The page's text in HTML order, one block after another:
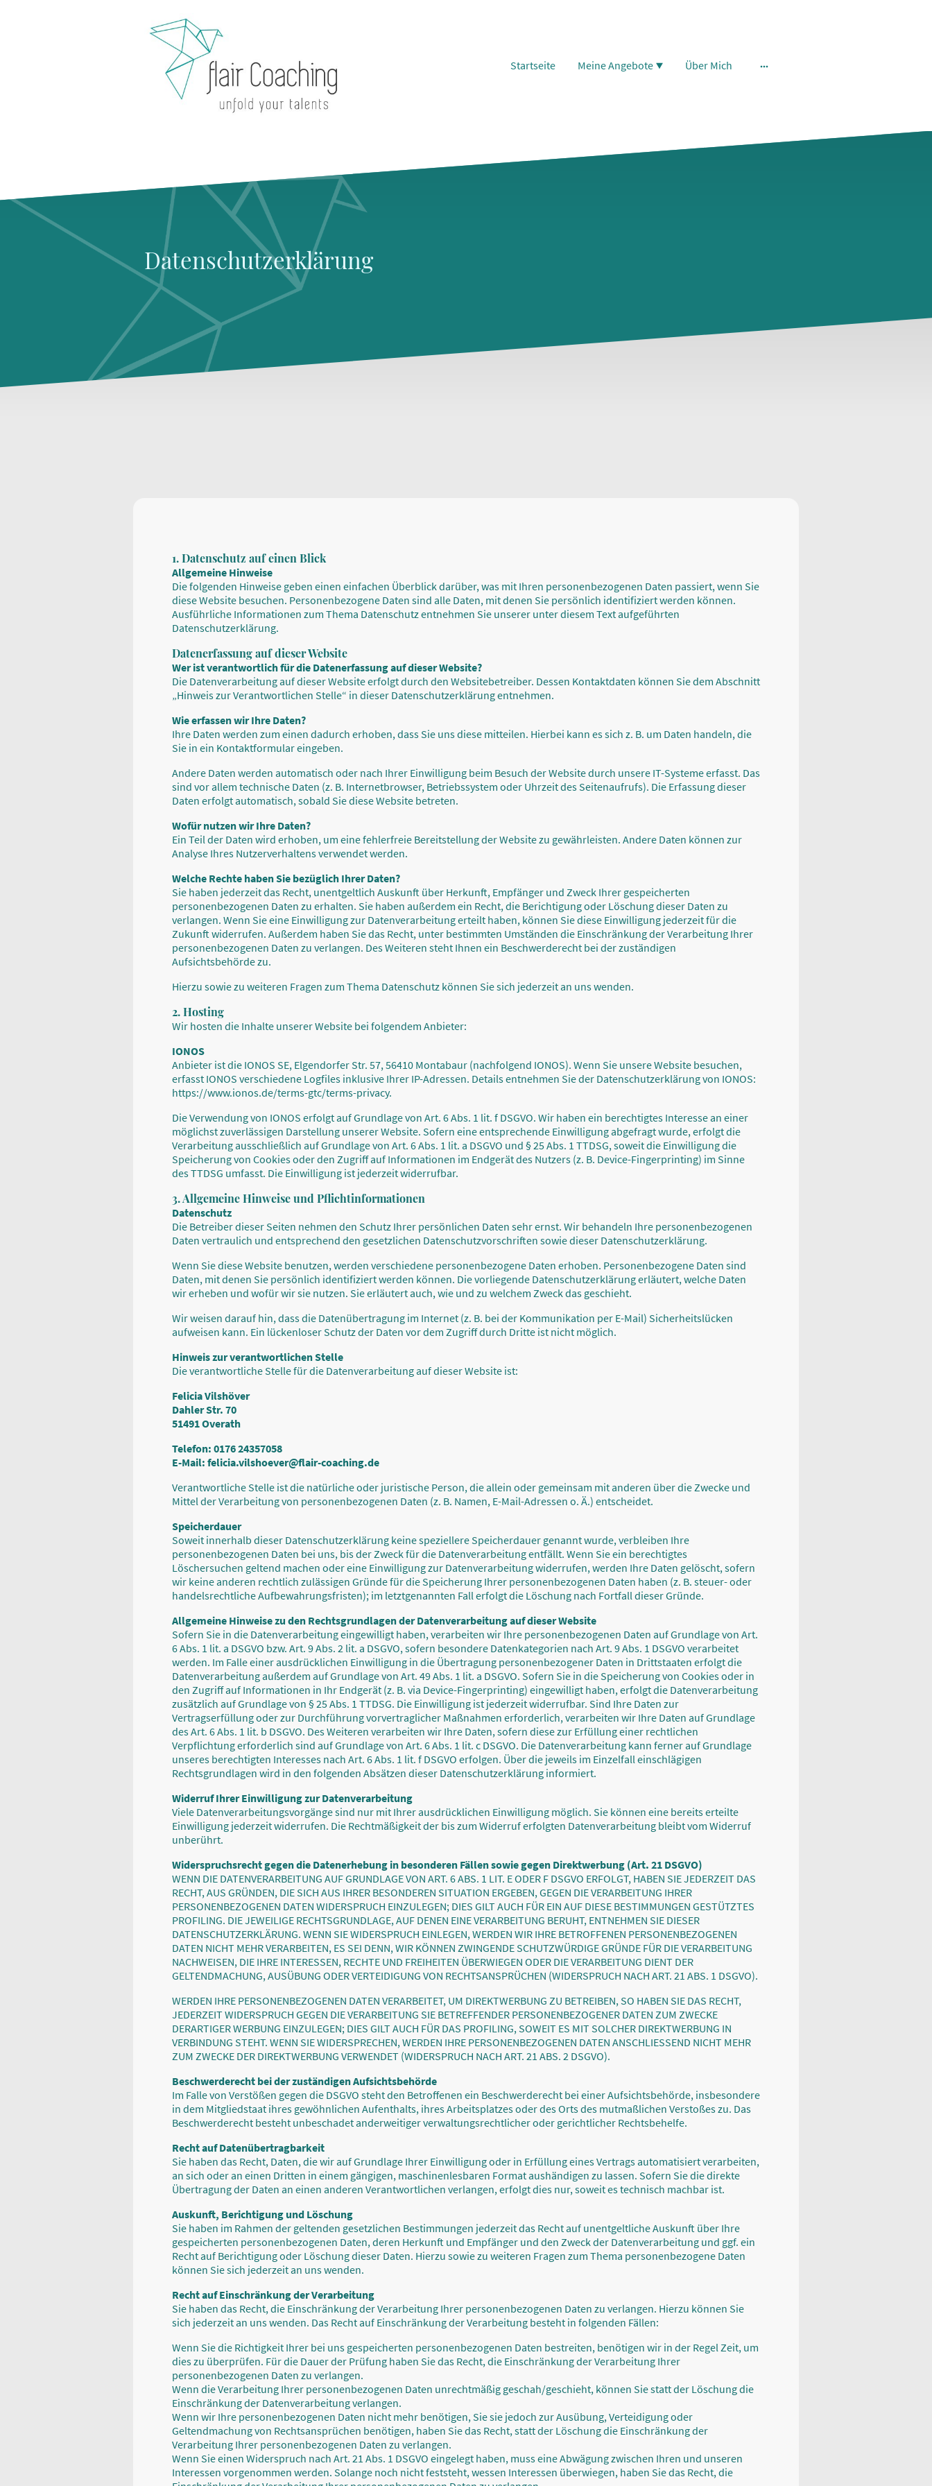
Startseite Meine Angebote Über Mich
Datenschutzerklärung
1. Datenschutz auf einen Blick
Allgemeine Hinweise
Die folgenden Hinweise geben einen einfachen Überblick darüber, was mit Ihren personenbezogenen Daten passiert, wenn Sie
diese Website besuchen. Personenbezogene Daten sind alle Daten, mit denen Sie persönlich identifiziert werden können.
Ausführliche Informationen zum Thema Datenschutz entnehmen Sie unserer unter diesem Text aufgeführten
Datenschutzerklärung.
Datenerfassung auf dieser Website
Wer ist verantwortlich für die Datenerfassung auf dieser Website?
Die Datenverarbeitung auf dieser Website erfolgt durch den Websitebetreiber. Dessen Kontaktdaten können Sie dem Abschnitt
„Hinweis zur Verantwortlichen Stelle“ in dieser Datenschutzerklärung entnehmen.
Wie erfassen wir Ihre Daten?
Ihre Daten werden zum einen dadurch erhoben, dass Sie uns diese mitteilen. Hierbei kann es sich z. B. um Daten handeln, die
Sie in ein Kontaktformular eingeben.
Andere Daten werden automatisch oder nach Ihrer Einwilligung beim Besuch der Website durch unsere IT-Systeme erfasst. Das
sind vor allem technische Daten (z. B. Internetbrowser, Betriebssystem oder Uhrzeit des Seitenaufrufs). Die Erfassung dieser
Daten erfolgt automatisch, sobald Sie diese Website betreten.
Wofür nutzen wir Ihre Daten?
Ein Teil der Daten wird erhoben, um eine fehlerfreie Bereitstellung der Website zu gewährleisten. Andere Daten können zur
Analyse Ihres Nutzerverhaltens verwendet werden.
Welche Rechte haben Sie bezüglich Ihrer Daten?
Sie haben jederzeit das Recht, unentgeltlich Auskunft über Herkunft, Empfänger und Zweck Ihrer gespeicherten
personenbezogenen Daten zu erhalten. Sie haben außerdem ein Recht, die Berichtigung oder Löschung dieser Daten zu
verlangen. Wenn Sie eine Einwilligung zur Datenverarbeitung erteilt haben, können Sie diese Einwilligung jederzeit für die
Zukunft widerrufen. Außerdem haben Sie das Recht, unter bestimmten Umständen die Einschränkung der Verarbeitung Ihrer
personenbezogenen Daten zu verlangen. Des Weiteren steht Ihnen ein Beschwerderecht bei der zuständigen
Aufsichtsbehörde zu.
Hierzu sowie zu weiteren Fragen zum Thema Datenschutz können Sie sich jederzeit an uns wenden.
2. Hosting
Wir hosten die Inhalte unserer Website bei folgendem Anbieter:
IONOS
Anbieter ist die IONOS SE, Elgendorfer Str. 57, 56410 Montabaur (nachfolgend IONOS). Wenn Sie unsere Website besuchen,
erfasst IONOS verschiedene Logfiles inklusive Ihrer IP-Adressen. Details entnehmen Sie der Datenschutzerklärung von IONOS:
https://www.ionos.de/terms-gtc/terms-privacy.
Die Verwendung von IONOS erfolgt auf Grundlage von Art. 6 Abs. 1 lit. f DSGVO. Wir haben ein berechtigtes Interesse an einer
möglichst zuverlässigen Darstellung unserer Website. Sofern eine entsprechende Einwilligung abgefragt wurde, erfolgt die
Verarbeitung ausschließlich auf Grundlage von Art. 6 Abs. 1 lit. a DSGVO und § 25 Abs. 1 TTDSG, soweit die Einwilligung die
Speicherung von Cookies oder den Zugriff auf Informationen im Endgerät des Nutzers (z. B. Device-Fingerprinting) im Sinne
des TTDSG umfasst. Die Einwilligung ist jederzeit widerrufbar.
3. Allgemeine Hinweise und Pflicht­informationen
Datenschutz
Die Betreiber dieser Seiten nehmen den Schutz Ihrer persönlichen Daten sehr ernst. Wir behandeln Ihre personenbezogenen
Daten vertraulich und entsprechend den gesetzlichen Datenschutzvorschriften sowie dieser Datenschutzerklärung.
Wenn Sie diese Website benutzen, werden verschiedene personenbezogene Daten erhoben. Personenbezogene Daten sind
Daten, mit denen Sie persönlich identifiziert werden können. Die vorliegende Datenschutzerklärung erläutert, welche Daten
wir erheben und wofür wir sie nutzen. Sie erläutert auch, wie und zu welchem Zweck das geschieht.
Wir weisen darauf hin, dass die Datenübertragung im Internet (z. B. bei der Kommunikation per E-Mail) Sicherheitslücken
aufweisen kann. Ein lückenloser Schutz der Daten vor dem Zugriff durch Dritte ist nicht möglich.
Hinweis zur verantwortlichen Stelle
Die verantwortliche Stelle für die Datenverarbeitung auf dieser Website ist:
Felicia Vilshöver
Dahler Str. 70
51491 Overath
Telefon: 0176 24357058
E-Mail: felicia.vilshoever@flair-coaching.de
Verantwortliche Stelle ist die natürliche oder juristische Person, die allein oder gemeinsam mit anderen über die Zwecke und
Mittel der Verarbeitung von personenbezogenen Daten (z. B. Namen, E-Mail-Adressen o. Ä.) entscheidet.
Speicherdauer
Soweit innerhalb dieser Datenschutzerklärung keine speziellere Speicherdauer genannt wurde, verbleiben Ihre
personenbezogenen Daten bei uns, bis der Zweck für die Datenverarbeitung entfällt. Wenn Sie ein berechtigtes
Löschersuchen geltend machen oder eine Einwilligung zur Datenverarbeitung widerrufen, werden Ihre Daten gelöscht, sofern
wir keine anderen rechtlich zulässigen Gründe für die Speicherung Ihrer personenbezogenen Daten haben (z. B. steuer- oder
handelsrechtliche Aufbewahrungsfristen); im letztgenannten Fall erfolgt die Löschung nach Fortfall dieser Gründe.
Allgemeine Hinweise zu den Rechtsgrundlagen der Datenverarbeitung auf dieser Website
Sofern Sie in die Datenverarbeitung eingewilligt haben, verarbeiten wir Ihre personenbezogenen Daten auf Grundlage von Art.
6 Abs. 1 lit. a DSGVO bzw. Art. 9 Abs. 2 lit. a DSGVO, sofern besondere Datenkategorien nach Art. 9 Abs. 1 DSGVO verarbeitet
werden. Im Falle einer ausdrücklichen Einwilligung in die Übertragung personenbezogener Daten in Drittstaaten erfolgt die
Datenverarbeitung außerdem auf Grundlage von Art. 49 Abs. 1 lit. a DSGVO. Sofern Sie in die Speicherung von Cookies oder in
den Zugriff auf Informationen in Ihr Endgerät (z. B. via Device-Fingerprinting) eingewilligt haben, erfolgt die Datenverarbeitung
zusätzlich auf Grundlage von § 25 Abs. 1 TTDSG. Die Einwilligung ist jederzeit widerrufbar. Sind Ihre Daten zur
Vertragserfüllung oder zur Durchführung vorvertraglicher Maßnahmen erforderlich, verarbeiten wir Ihre Daten auf Grundlage
des Art. 6 Abs. 1 lit. b DSGVO. Des Weiteren verarbeiten wir Ihre Daten, sofern diese zur Erfüllung einer rechtlichen
Verpflichtung erforderlich sind auf Grundlage von Art. 6 Abs. 1 lit. c DSGVO. Die Datenverarbeitung kann ferner auf Grundlage
unseres berechtigten Interesses nach Art. 6 Abs. 1 lit. f DSGVO erfolgen. Über die jeweils im Einzelfall einschlägigen
Rechtsgrundlagen wird in den folgenden Absätzen dieser Datenschutzerklärung informiert.
Widerruf Ihrer Einwilligung zur Datenverarbeitung
Viele Datenverarbeitungsvorgänge sind nur mit Ihrer ausdrücklichen Einwilligung möglich. Sie können eine bereits erteilte
Einwilligung jederzeit widerrufen. Die Rechtmäßigkeit der bis zum Widerruf erfolgten Datenverarbeitung bleibt vom Widerruf
unberührt.
Widerspruchsrecht gegen die Datenerhebung in besonderen Fällen sowie gegen Direktwerbung (Art. 21 DSGVO)
WENN DIE DATENVERARBEITUNG AUF GRUNDLAGE VON ART. 6 ABS. 1 LIT. E ODER F DSGVO ERFOLGT, HABEN SIE JEDERZEIT DAS
RECHT, AUS GRÜNDEN, DIE SICH AUS IHRER BESONDEREN SITUATION ERGEBEN, GEGEN DIE VERARBEITUNG IHRER
PERSONENBEZOGENEN DATEN WIDERSPRUCH EINZULEGEN; DIES GILT AUCH FÜR EIN AUF DIESE BESTIMMUNGEN GESTÜTZTES
PROFILING. DIE JEWEILIGE RECHTSGRUNDLAGE, AUF DENEN EINE VERARBEITUNG BERUHT, ENTNEHMEN SIE DIESER
DATENSCHUTZERKLÄRUNG. WENN SIE WIDERSPRUCH EINLEGEN, WERDEN WIR IHRE BETROFFENEN PERSONENBEZOGENEN
DATEN NICHT MEHR VERARBEITEN, ES SEI DENN, WIR KÖNNEN ZWINGENDE SCHUTZWÜRDIGE GRÜNDE FÜR DIE VERARBEITUNG
NACHWEISEN, DIE IHRE INTERESSEN, RECHTE UND FREIHEITEN ÜBERWIEGEN ODER DIE VERARBEITUNG DIENT DER
GELTENDMACHUNG, AUSÜBUNG ODER VERTEIDIGUNG VON RECHTSANSPRÜCHEN (WIDERSPRUCH NACH ART. 21 ABS. 1 DSGVO).
WERDEN IHRE PERSONENBEZOGENEN DATEN VERARBEITET, UM DIREKTWERBUNG ZU BETREIBEN, SO HABEN SIE DAS RECHT,
JEDERZEIT WIDERSPRUCH GEGEN DIE VERARBEITUNG SIE BETREFFENDER PERSONENBEZOGENER DATEN ZUM ZWECKE
DERARTIGER WERBUNG EINZULEGEN; DIES GILT AUCH FÜR DAS PROFILING, SOWEIT ES MIT SOLCHER DIREKTWERBUNG IN
VERBINDUNG STEHT. WENN SIE WIDERSPRECHEN, WERDEN IHRE PERSONENBEZOGENEN DATEN ANSCHLIESSEND NICHT MEHR
ZUM ZWECKE DER DIREKTWERBUNG VERWENDET (WIDERSPRUCH NACH ART. 21 ABS. 2 DSGVO).
Beschwerde­recht bei der zuständigen Aufsichts­behörde
Im Falle von Verstößen gegen die DSGVO steht den Betroffenen ein Beschwerderecht bei einer Aufsichtsbehörde, insbesondere
in dem Mitgliedstaat ihres gewöhnlichen Aufenthalts, ihres Arbeitsplatzes oder des Orts des mutmaßlichen Verstoßes zu. Das
Beschwerderecht besteht unbeschadet anderweitiger verwaltungsrechtlicher oder gerichtlicher Rechtsbehelfe.
Recht auf Daten­übertrag­barkeit
Sie haben das Recht, Daten, die wir auf Grundlage Ihrer Einwilligung oder in Erfüllung eines Vertrags automatisiert verarbeiten,
an sich oder an einen Dritten in einem gängigen, maschinenlesbaren Format aushändigen zu lassen. Sofern Sie die direkte
Übertragung der Daten an einen anderen Verantwortlichen verlangen, erfolgt dies nur, soweit es technisch machbar ist.
Auskunft, Berichtigung und Löschung
Sie haben im Rahmen der geltenden gesetzlichen Bestimmungen jederzeit das Recht auf unentgeltliche Auskunft über Ihre
gespeicherten personenbezogenen Daten, deren Herkunft und Empfänger und den Zweck der Datenverarbeitung und ggf. ein
Recht auf Berichtigung oder Löschung dieser Daten. Hierzu sowie zu weiteren Fragen zum Thema personenbezogene Daten
können Sie sich jederzeit an uns wenden.
Recht auf Einschränkung der Verarbeitung
Sie haben das Recht, die Einschränkung der Verarbeitung Ihrer personenbezogenen Daten zu verlangen. Hierzu können Sie
sich jederzeit an uns wenden. Das Recht auf Einschränkung der Verarbeitung besteht in folgenden Fällen:
Wenn Sie die Richtigkeit Ihrer bei uns gespeicherten personenbezogenen Daten bestreiten, benötigen wir in der Regel Zeit, um
dies zu überprüfen. Für die Dauer der Prüfung haben Sie das Recht, die Einschränkung der Verarbeitung Ihrer
personenbezogenen Daten zu verlangen.
Wenn die Verarbeitung Ihrer personenbezogenen Daten unrechtmäßig geschah/geschieht, können Sie statt der Löschung die
Einschränkung der Datenverarbeitung verlangen.
Wenn wir Ihre personenbezogenen Daten nicht mehr benötigen, Sie sie jedoch zur Ausübung, Verteidigung oder
Geltendmachung von Rechtsansprüchen benötigen, haben Sie das Recht, statt der Löschung die Einschränkung der
Verarbeitung Ihrer personenbezogenen Daten zu verlangen.
Wenn Sie einen Widerspruch nach Art. 21 Abs. 1 DSGVO eingelegt haben, muss eine Abwägung zwischen Ihren und unseren
Interessen vorgenommen werden. Solange noch nicht feststeht, wessen Interessen überwiegen, haben Sie das Recht, die